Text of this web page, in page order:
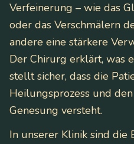
Verfeinerung – wie das
oder das Verschmälern
andere eine stärkere
Der Chirurg erklärt, was
stellt sicher, dass die
Heilungsprozess und
Genesung versteht.
In unserer Klinik sind